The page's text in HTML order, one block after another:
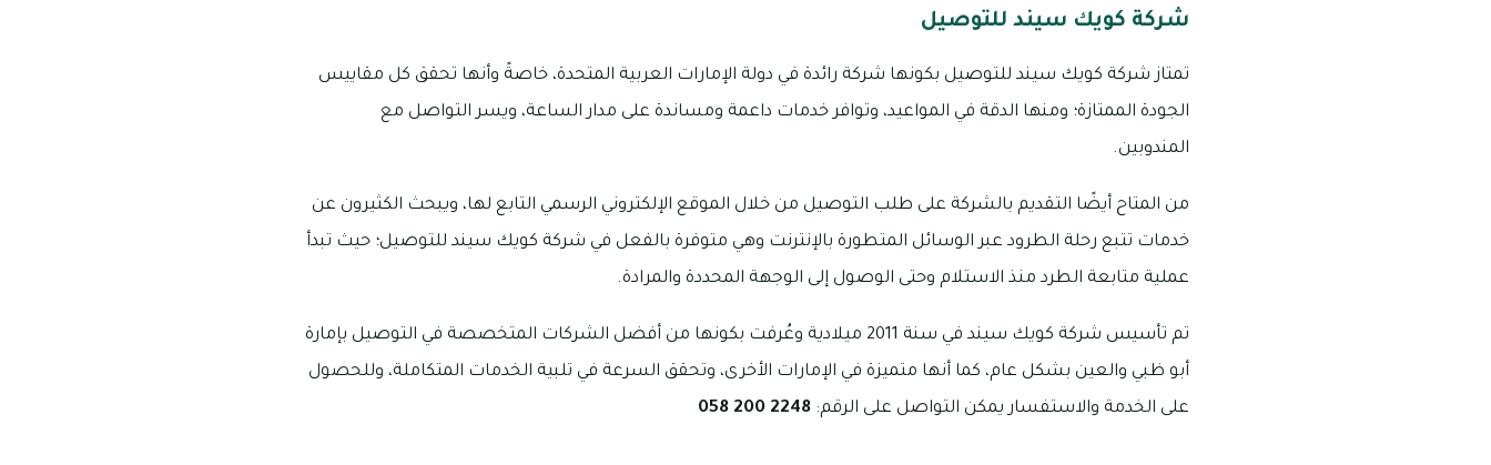
شركة كويك سيند للتوصيل
تمتاز شركة كويك سيند للتوصيل بكونها شركة رائدة في دولة الإمارات العربية المتحدة، خاصةً وأنها تحقق كل مقاييس
الجودة الممتازة؛ ومنها الدقة في المواعيد، وتوافر خدمات داعمة ومساندة على مدار الساعة، ويسر التواصل مع
المندوبين.
من المتاح أيضًا التقديم بالشركة على طلب التوصيل من خلال الموقع الإلكتروني الرسمي التابع لها، ويبحث الكثيرون عن
خدمات تتبع رحلة الطرود عبر الوسائل المتطورة بالإنترنت وهي متوفرة بالفعل في شركة كويك سيند للتوصيل؛ حيث تبدأ
عملية متابعة الطرد منذ الاستلام وحتى الوصول إلى الوجهة المحددة والمرادة.
تم تأسيس شركة كويك سيند في سنة 2011 ميلادية وعُرفت بكونها من أفضل الشركات المتخصصة في التوصيل بإمارة
أبو ظبي والعين بشكل عام، كما أنها متميزة في الإمارات الأخرى، وتحقق السرعة في تلبية الخدمات المتكاملة، وللحصول
على الخدمة والاستفسار يمكن التواصل على الرقم: 2248 200 058